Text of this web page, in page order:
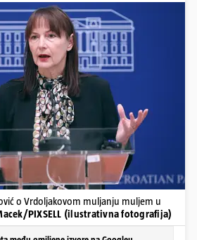
o Vrdoljakovom muljanju muljem u
PIXSELL (ilustrativna fotografija)